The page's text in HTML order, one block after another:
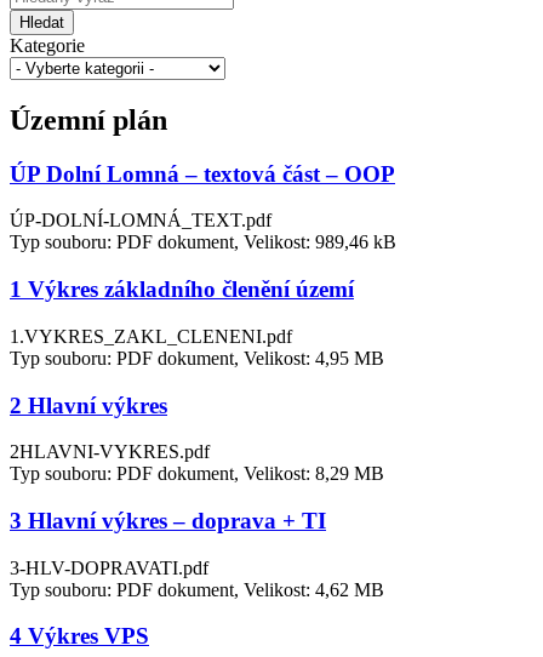
Hledat
Kategorie
Územní plán
ÚP Dolní Lomná – textová část – OOP
ÚP-DOLNÍ-LOMNÁ_TEXT.pdf
Typ souboru: PDF dokument, Velikost: 989,46 kB
1 Výkres základního členění území
1.VYKRES_ZAKL_CLENENI.pdf
Typ souboru: PDF dokument, Velikost: 4,95 MB
2 Hlavní výkres
2HLAVNI-VYKRES.pdf
Typ souboru: PDF dokument, Velikost: 8,29 MB
3 Hlavní výkres – doprava + TI
3-HLV-DOPRAVATI.pdf
Typ souboru: PDF dokument, Velikost: 4,62 MB
4 Výkres VPS